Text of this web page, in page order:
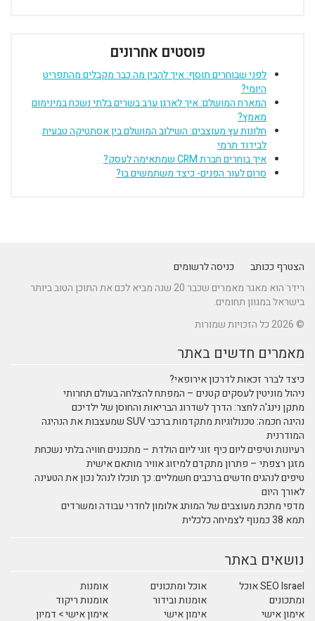
מה כבר מקבלים מהתפריט
ערב בשרים בלתי נשכח במינימום
המושלם בין אסתטיקה טבעית
בו?
הוא מאגר מאמרים שכבר 20 שנה מביא לכם את התוכן הטוב ביותר
להצלחה בעולם תחרותי
והחוסן של ילדיכם
נהיגה חכמה: טכנולוגיות מתקדמות ברכבי SUV שמעצבות את הנהיגה
– מתכננים חוויה בלתי נשכחת
אוויר מותאם אישית
כך תוכלו לנהל נכון את הטעינה
לחדרי עבודה ומשרדים
אומנות
אומנות ריקוד
אימון אישי > דמיון